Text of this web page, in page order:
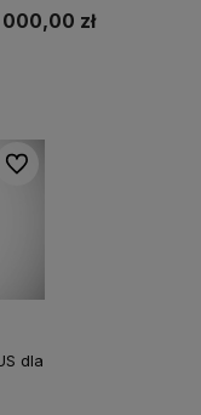
000,00 zł
dla
Do ulubionych